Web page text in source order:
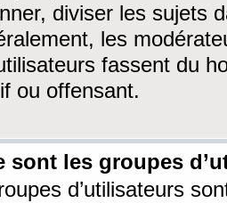
diviser les sujets
les
fassent du
ou offensant.
sont les groupes
d’utilisateurs